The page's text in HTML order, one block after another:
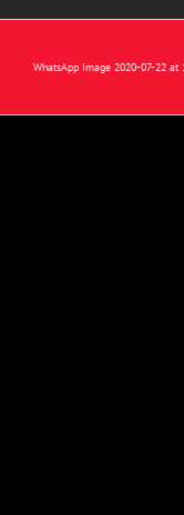
WhatsApp Image 2020-07-22 at